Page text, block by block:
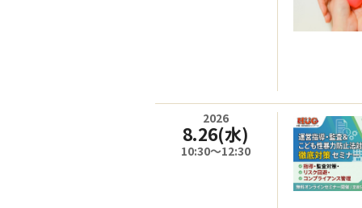
2026
8.26(水)
10:30～12:30